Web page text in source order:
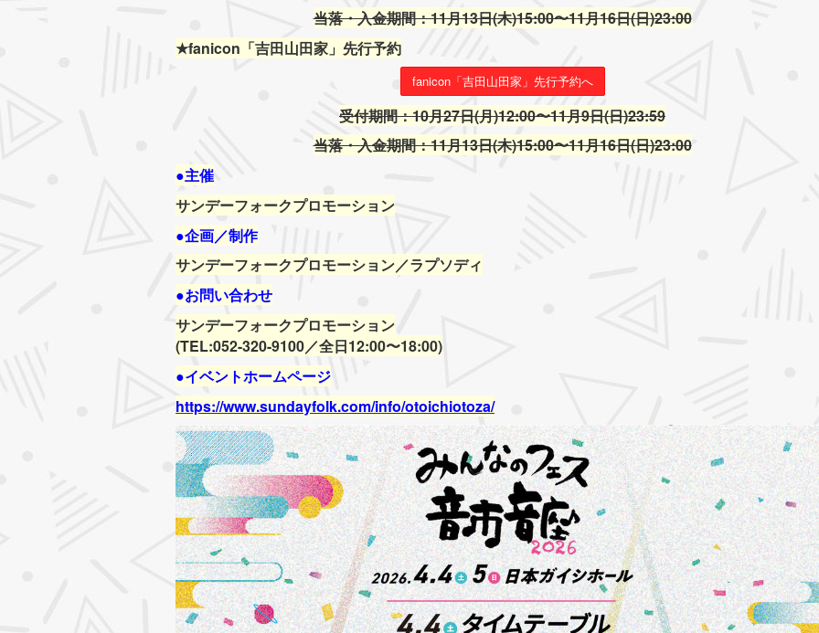
当落・入金期間：11月13日(木)15:00〜11月16日(日)23:00
★fanicon「吉田山田家」先行予約
fanicon「吉田山田家」先行予約へ
受付期間：10月27日(月)12:00〜11月9日(日)23:59
当落・入金期間：11月13日(木)15:00〜11月16日(日)23:00
●主催
サンデーフォークプロモーション
●企画／制作
サンデーフォークプロモーション／ラプソディ
●お問い合わせ
サンデーフォークプロモーション
(TEL:052-320-9100／全日12:00〜18:00)
●イベントホームページ
https://www.sundayfolk.com/info/otoichiotoza/